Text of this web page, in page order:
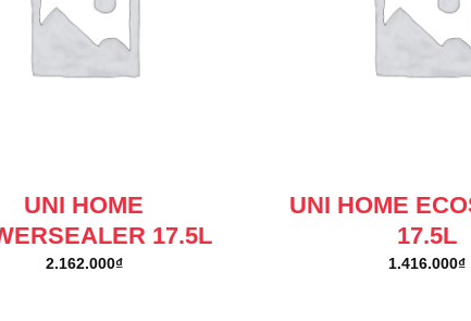
UNI HOME
17.5L
2.162.000₫
UNI HOME
17.5L
1.416.000₫